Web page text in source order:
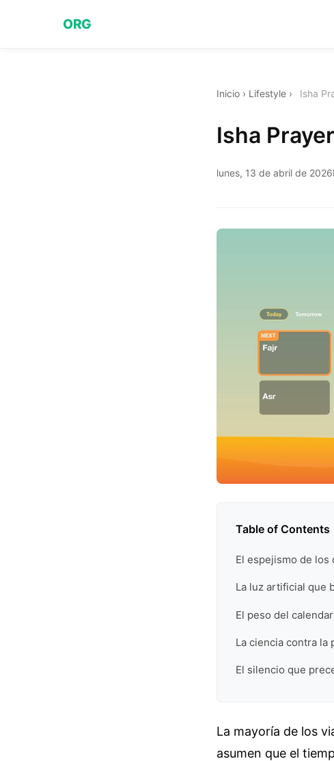
ORG
Inicio › Lifestyle › Isha
Isha
lunes, 13 de abril de 2026
Table of Contents
El espejismo de los
La luz artificial que
El peso del
La ciencia contra la
El silencio que
La mayoría de los
asumen que el